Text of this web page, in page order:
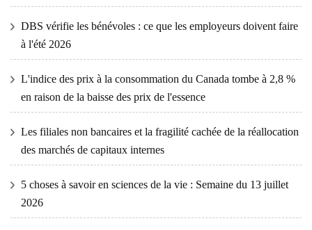
DBS vérifie les bénévoles : ce que les employeurs doivent faire
à l'été 2026
L'indice des prix à la consommation du Canada tombe à 2,8 %
en raison de la baisse des prix de l'essence
Les filiales non bancaires et la fragilité cachée de la réallocation
des marchés de capitaux internes
5 choses à savoir en sciences de la vie : Semaine du 13 juillet
2026